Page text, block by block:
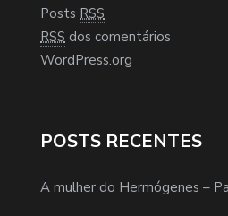
Posts RSS
RSS dos comentários
WordPress.org
POSTS RECENTES
A mulher do Hermógenes –